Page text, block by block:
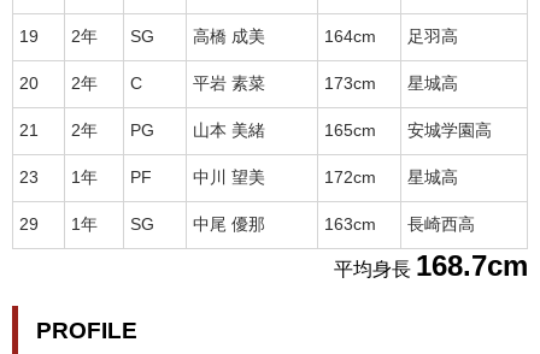
19 2年 SG 高橋 成美 164cm 足羽高
20 2年 C 平岩 素菜 173cm 星城高
21 2年 PG 山本 美緒 165cm 安城学園高
23 1年 PF 中川 望美 172cm 星城高
29 1年 SG 中尾 優那 163cm 長崎西高
平均身長 168.7cm
PROFILE